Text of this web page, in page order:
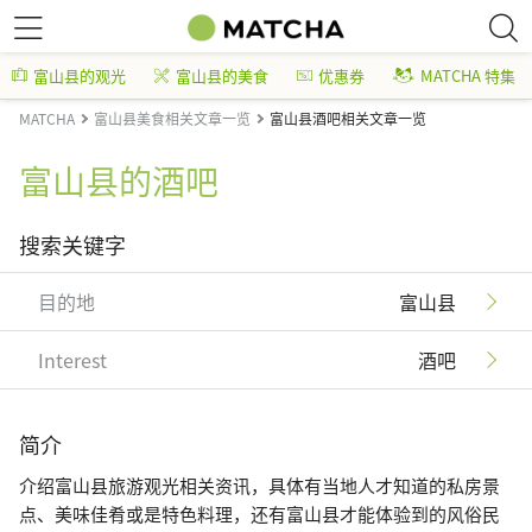
富山县的观光 富山县的美食 优惠券 MATCHA 特集
MATCHA 富山县美食相关文章一览 富山县酒吧相关文章一览
富山县的酒吧
搜索关键字
目的地 富山县
Interest 酒吧
简介
介绍富山县旅游观光相关资讯，具体有当地人才知道的私房景
点、美味佳肴或是特色料理，还有富山县才能体验到的风俗民